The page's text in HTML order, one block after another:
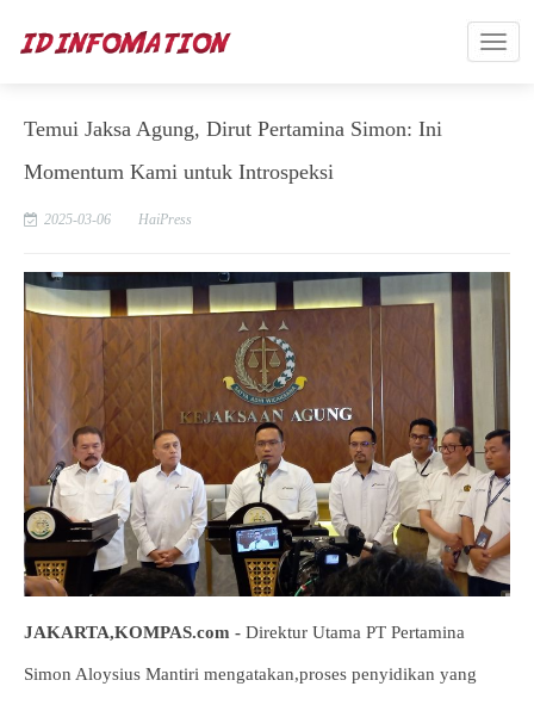
Temui Jaksa Agung, Dirut Pertamina Simon: Ini
Momentum Kami untuk Introspeksi
2025-03-06 HaiPress
JAKARTA,KOMPAS.com - Direktur Utama PT Pertamina
Simon Aloysius Mantiri mengatakan,proses penyidikan yang